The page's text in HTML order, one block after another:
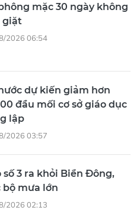
mặc 30 ngày không
giặt
2026 06:54
dự kiến giảm hơn
đầu mối cơ sở giáo dục
lập
2026 03:57
số 3 ra khỏi Biển Đông,
bộ mưa lớn
2026 02:13